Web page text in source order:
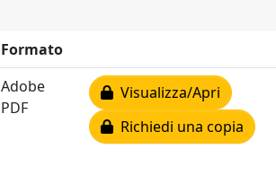
Formato
Adobe
PDF
Visualizza/Apri
Richiedi una copia